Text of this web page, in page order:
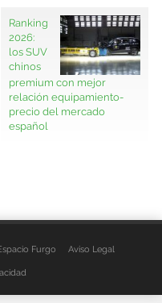
Ranking
2026:
los SUV
chinos
premium con mejor
relación equipamiento-
precio del mercado
español
Furgo Aviso Legal